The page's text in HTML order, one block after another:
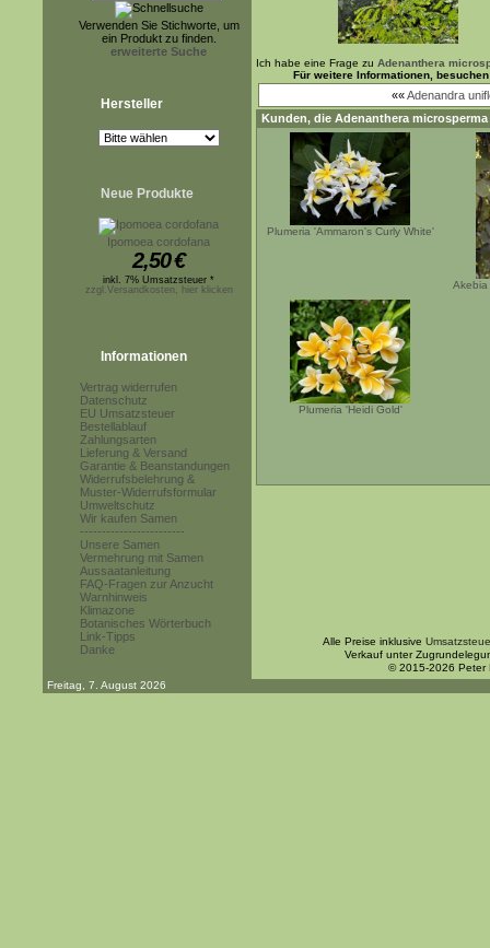
Verwenden Sie Stichworte, um
ein Produkt zu finden.
erweiterte Suche
Hersteller
Neue Produkte
Ipomoea cordofana
2,50€
inkl. 7% Umsatzsteuer *
zzgl.Versandkosten, hier klicken
Informationen
Vertrag widerrufen
Datenschutz
EU Umsatzsteuer
Bestellablauf
Zahlungsarten
Lieferung & Versand
Garantie & Beanstandungen
Widerrufsbelehrung &
Muster-Widerrufsformular
Umweltschutz
Wir kaufen Samen
------------------------
Unsere Samen
Vermehrung mit Samen
Aussaatanleitung
FAQ-Fragen zur Anzucht
Warnhinweis
Klimazone
Botanisches Wörterbuch
Link-Tipps
Danke
Ich habe eine Frage zu Adenanthera
Für weitere Informationen,
««Adenandra
Kunden, die Adenanthera microsperma
Plumeria 'Ammaron's Curly White'
Akebia
Plumeria 'Heidi Gold'
Alle Preise inklusive
Verkauf unter
© 2015-2026 Peter
Freitag, 7. August 2026